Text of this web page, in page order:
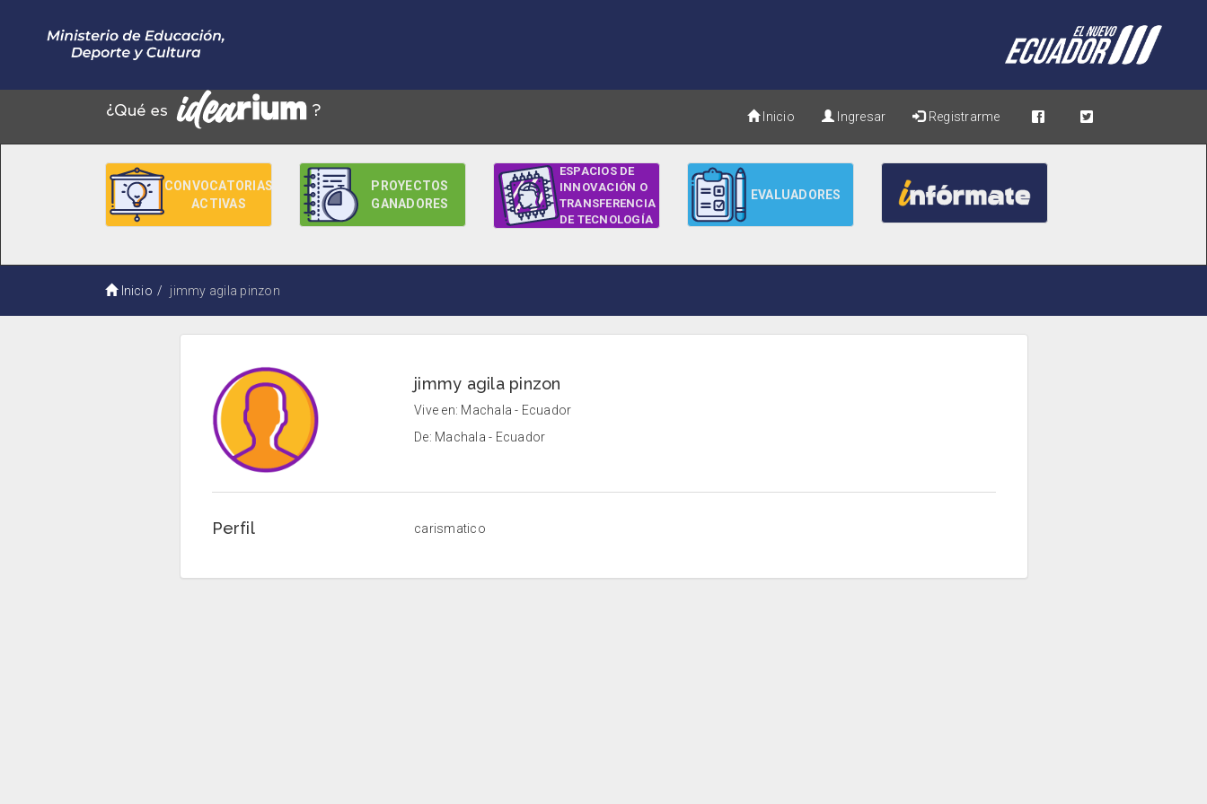
Inicio Ingresar Registrarme
CONVOCATORIAS
ACTIVAS
PROYECTOS
GANADORES
ESPACIOS DE
INNOVACIÓN O
TRANSFERENCIA
DE TECNOLOGÍA
EVALUADORES
Inicio jimmy agila pinzon
jimmy agila pinzon
Vive en: Machala - Ecuador
De: Machala - Ecuador
Perfil carismatico